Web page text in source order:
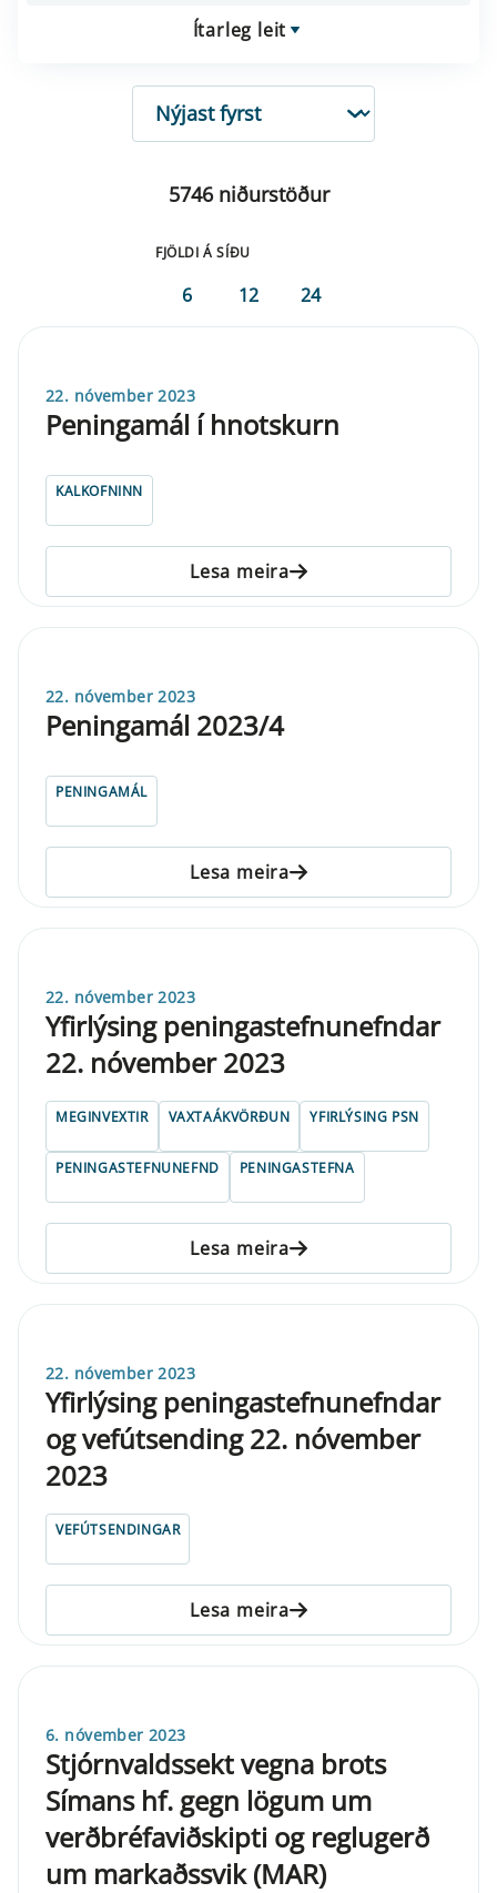
Ítarleg leit
RÖÐUN
5746 niðurstöður
FJÖLDI Á SÍÐU
6 12 24
22. nóvember 2023
Peningamál í hnotskurn
KALKOFNINN
Lesa meira
22. nóvember 2023
Peningamál 2023/4
PENINGAMÁL
Lesa meira
22. nóvember 2023
Yfirlýsing peningastefnunefndar
22. nóvember 2023
MEGINVEXTIR VAXTAÁKVÖRÐUN YFIRLÝSING PSN
PENINGASTEFNUNEFND PENINGASTEFNA
Lesa meira
22. nóvember 2023
Yfirlýsing peningastefnunefndar
og vefútsending 22. nóvember
2023
VEFÚTSENDINGAR
Lesa meira
6. nóvember 2023
Stjórnvaldssekt vegna brots
Símans hf. gegn lögum um
verðbréfaviðskipti og reglugerð
um markaðssvik (MAR)